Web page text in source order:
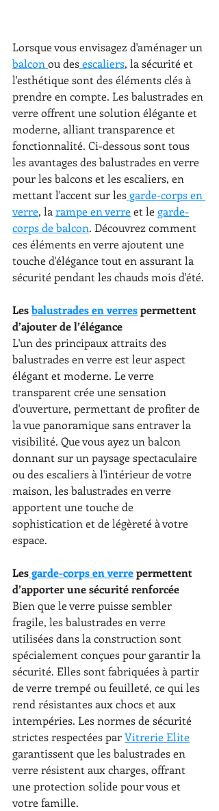
Lorsque vous envisagez d'aménager un
balcon ou des escaliers, la sécurité et
l'esthétique sont des éléments clés à
prendre en compte. Les balustrades en
verre offrent une solution élégante et
moderne, alliant transparence et
fonctionnalité. Ci-dessous sont tous
les avantages des balustrades en verre
pour les balcons et les escaliers, en
mettant l'accent sur les garde-corps en
verre, la rampe en verre et le garde-
corps de balcon. Découvrez comment
ces éléments en verre ajoutent une
touche d'élégance tout en assurant la
sécurité pendant les chauds mois d'été.
Les balustrades en verres permettent
d’ajouter de l’élégance
L'un des principaux attraits des
balustrades en verre est leur aspect
élégant et moderne. Le verre
transparent crée une sensation
d'ouverture, permettant de profiter de
la vue panoramique sans entraver la
visibilité. Que vous ayez un balcon
donnant sur un paysage spectaculaire
ou des escaliers à l'intérieur de votre
maison, les balustrades en verre
apportent une touche de
sophistication et de légèreté à votre
espace.
Les garde-corps en verre permettent
d’apporter une sécurité renforcée
Bien que le verre puisse sembler
fragile, les balustrades en verre
utilisées dans la construction sont
spécialement conçues pour garantir la
sécurité. Elles sont fabriquées à partir
de verre trempé ou feuilleté, ce qui les
rend résistantes aux chocs et aux
intempéries. Les normes de sécurité
strictes respectées par Vitrerie Elite
garantissent que les balustrades en
verre résistent aux charges, offrant
une protection solide pour vous et
votre famille.